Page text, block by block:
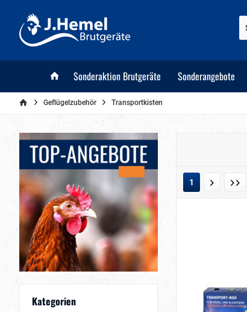
Sonderaktion Brutgeräte Sonderangebote
Geflügelzubehör Transportkisten
Kategorien
1